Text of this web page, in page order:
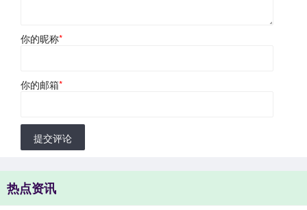
你的昵称*
你的邮箱*
提交评论
热点资讯